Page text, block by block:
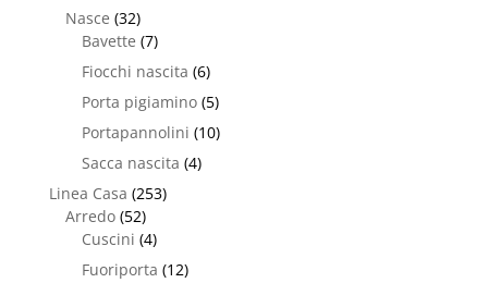
Nasce (32)
Bavette (7)
Fiocchi nascita (6)
Porta pigiamino (5)
Portapannolini (10)
Sacca nascita (4)
Linea Casa (253)
Arredo (52)
Cuscini (4)
Fuoriporta (12)